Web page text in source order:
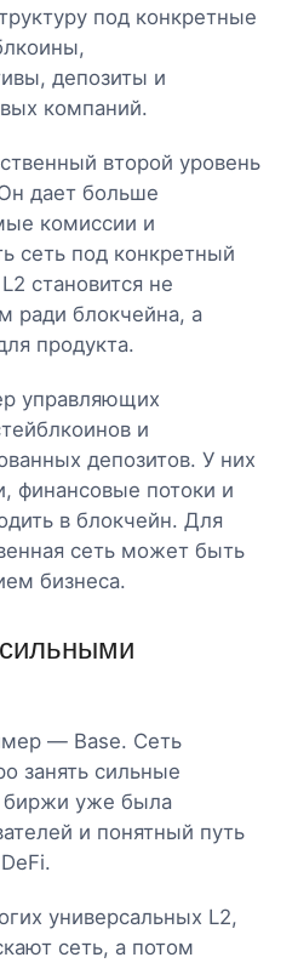
под конкретные
депозиты и
компаний.
второй уровень
дает больше
комиссии и
сеть под конкретный
становится не
ради блокчейна, а
продукта.
управляющих
и
депозитов. У них
финансовые потоки и
в блокчейн. Для
сеть может быть
бизнеса.
— Base. Сеть
занять сильные
биржи уже была
и понятный путь
универсальных L2,
сеть, а потом